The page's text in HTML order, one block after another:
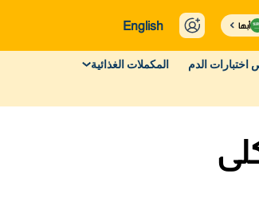
أبها English
الدم
المكملات الغذائية